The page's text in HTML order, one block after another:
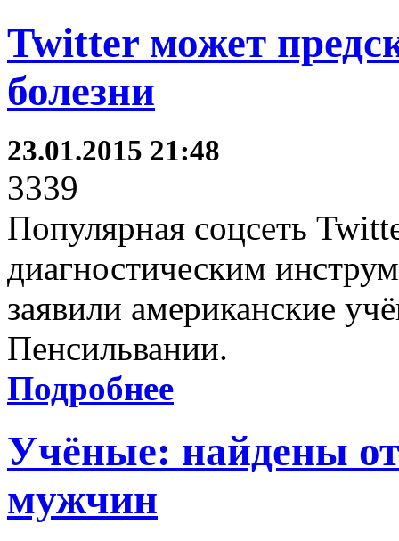
Twitter может
болезни
23.01.2015 21:48
3339
Популярная соцсеть
диагностическим
заявили американские
Пенсильвании.
Подробнее
Учёные: найдены
мужчин